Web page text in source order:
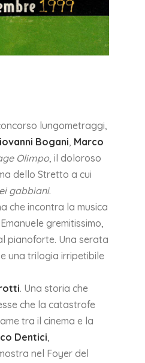
lungometraggi,
Bogani, Marco
Olimpo, il doloroso
dello Stretto a cui
gabbiani.
che incontra la musica
gremitissimo,
pianoforte. Una serata
una trilogia irripetibile
. Una storia che
che la catastrofe
tra il cinema e la
Dentici,
nel Foyer del